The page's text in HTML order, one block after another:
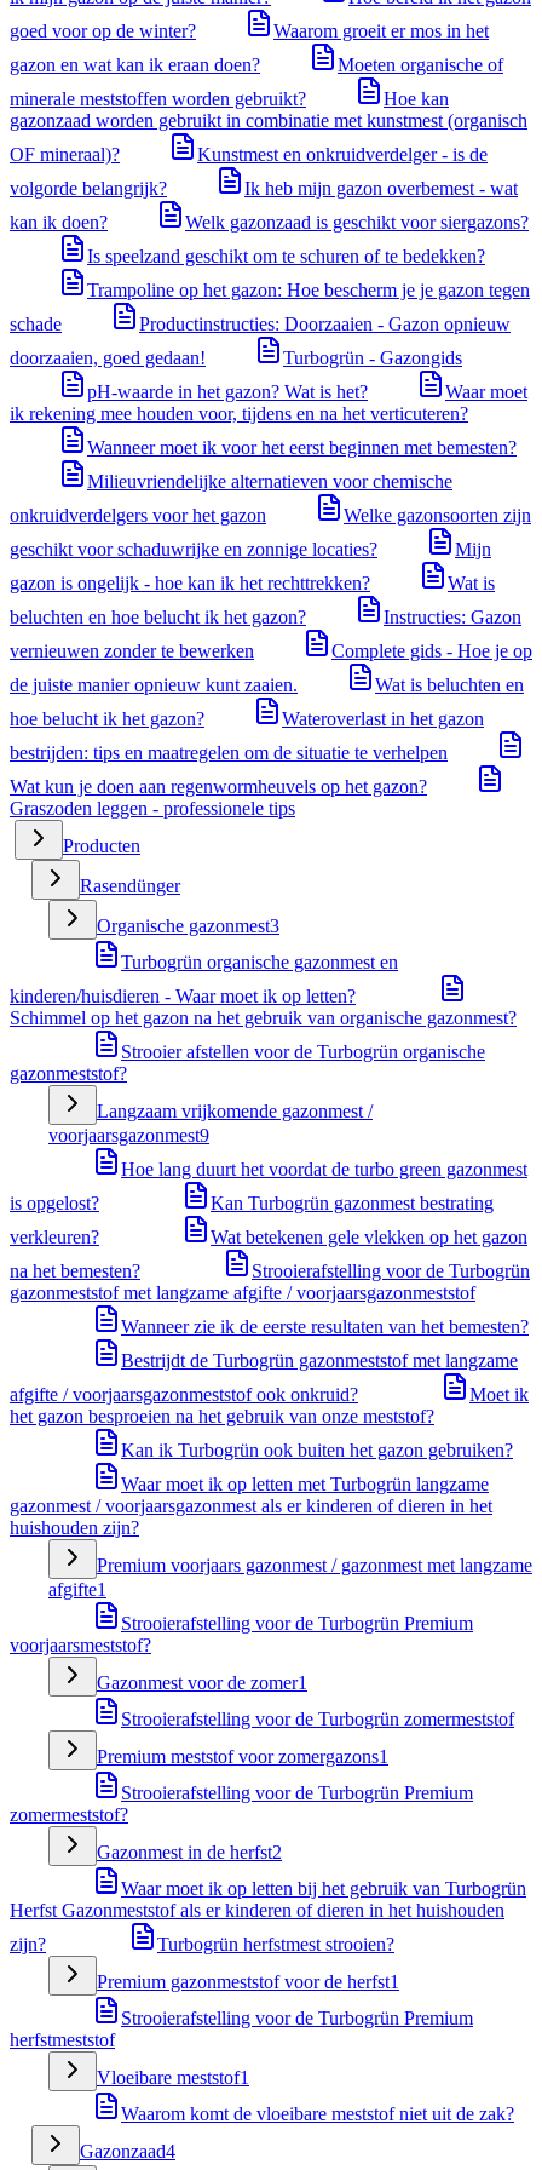
goed voor op de winter?
Waarom groeit er mos in het
gazon en wat kan ik eraan doen?
Moeten organische of
minerale meststoffen worden gebruikt?
Hoe kan
gazonzaad worden gebruikt in combinatie met kunstmest (organisch
OF mineraal)?
Kunstmest en onkruidverdelger - is de
volgorde belangrijk?
Ik heb mijn gazon overbemest - wat
kan ik doen?
Welk gazonzaad is geschikt voor siergazons?
Is speelzand geschikt om te schuren of te bedekken?
Trampoline op het gazon: Hoe bescherm je je gazon tegen
schade
Productinstructies: Doorzaaien - Gazon opnieuw
doorzaaien, goed gedaan!
Turbogrün - Gazongids
pH-waarde in het gazon? Wat is het?
Waar moet
ik rekening mee houden voor, tijdens en na het verticuteren?
Wanneer moet ik voor het eerst beginnen met bemesten?
Milieuvriendelijke alternatieven voor chemische
onkruidverdelgers voor het gazon
Welke gazonsoorten zijn
geschikt voor schaduwrijke en zonnige locaties?
Mijn
gazon is ongelijk - hoe kan ik het rechttrekken?
Wat is
beluchten en hoe belucht ik het gazon?
Instructies: Gazon
vernieuwen zonder te bewerken
Complete gids - Hoe je op
de juiste manier opnieuw kunt zaaien.
Wat is beluchten en
hoe belucht ik het gazon?
Wateroverlast in het gazon
bestrijden: tips en maatregelen om de situatie te verhelpen
Wat kun je doen aan regenwormheuvels op het gazon?
Graszoden leggen - professionele tips
Producten
Rasendünger
Organische gazonmest3
Turbogrün organische gazonmest en
kinderen/huisdieren - Waar moet ik op letten?
Schimmel op het gazon na het gebruik van organische gazonmest?
Strooier afstellen voor de Turbogrün organische
gazonmeststof?
Langzaam vrijkomende gazonmest /
voorjaarsgazonmest9
Hoe lang duurt het voordat de turbo green gazonmest
is opgelost?
Kan Turbogrün gazonmest bestrating
verkleuren?
Wat betekenen gele vlekken op het gazon
na het bemesten?
Strooierafstelling voor de Turbogrün
gazonmeststof met langzame afgifte / voorjaarsgazonmeststof
Wanneer zie ik de eerste resultaten van het bemesten?
Bestrijdt de Turbogrün gazonmeststof met langzame
afgifte / voorjaarsgazonmeststof ook onkruid?
Moet ik
het gazon besproeien na het gebruik van onze meststof?
Kan ik Turbogrün ook buiten het gazon gebruiken?
Waar moet ik op letten met Turbogrün langzame
gazonmest / voorjaarsgazonmest als er kinderen of dieren in het
huishouden zijn?
Premium voorjaars gazonmest / gazonmest met langzame
afgifte1
Strooierafstelling voor de Turbogrün Premium
voorjaarsmeststof?
Gazonmest voor de zomer1
Strooierafstelling voor de Turbogrün zomermeststof
Premium meststof voor zomergazons1
Strooierafstelling voor de Turbogrün Premium
zomermeststof?
Gazonmest in de herfst2
Waar moet ik op letten bij het gebruik van Turbogrün
Herfst Gazonmeststof als er kinderen of dieren in het huishouden
zijn?
Turbogrün herfstmest strooien?
Premium gazonmeststof voor de herfst1
Strooierafstelling voor de Turbogrün Premium
herfstmeststof
Vloeibare meststof1
Waarom komt de vloeibare meststof niet uit de zak?
Gazonzaad4